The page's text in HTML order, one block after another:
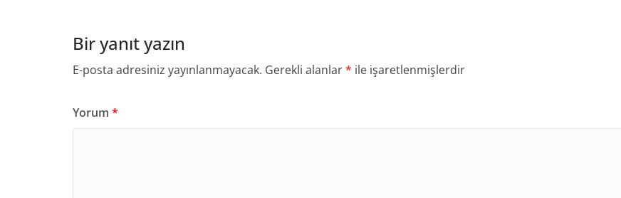
Bir yanıt yazın
E-posta adresiniz yayınlanmayacak. Gerekli alanlar* ile işaretlenmişlerdir
Yorum *